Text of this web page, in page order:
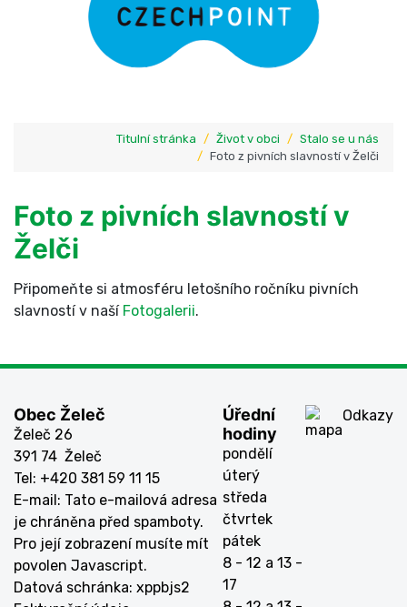
Titulní stránka Život v obci
Stalo se u nás
Foto z pivních slavností v Želči
Foto z pivních slavností v
Želči
Připomeňte si atmosféru letošního ročníku pivních
slavností v naší Fotogalerii.
Obec Želeč
Želeč 26
391 74 Želeč
Tel: +420 381 59 11 15
E-mail: Tato e-mailová adresa
je chráněna před spamboty.
Pro její zobrazení musíte mít
povolen Javascript.
Datová schránka: xppbjs2
Úřední
hodiny
pondělí
úterý
středa
čtvrtek
pátek
8 - 12 a 13 -
17
Odkazy